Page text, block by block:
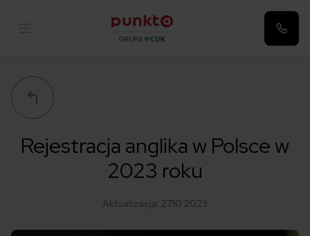
Rejestracja anglika w Polsce w
2023 roku
Aktualizacja: 27.10.2023